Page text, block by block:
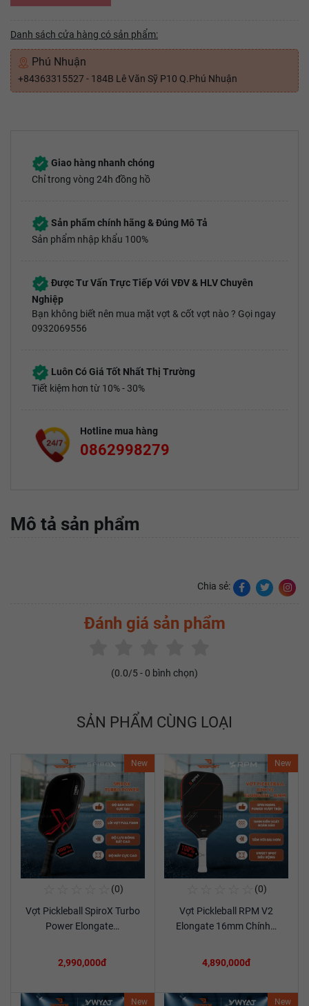
Danh sách cửa hàng có sản phẩm:
Phú Nhuận
+84363315527 - 184B Lê Văn Sỹ P10 Q.Phú Nhuận
Giao hàng nhanh chóng
Chỉ trong vòng 24h đồng hồ
Sản phẩm chính hãng & Đúng Mô Tả
Sản phẩm nhập khẩu 100%
Được Tư Vấn Trực Tiếp Với VĐV & HLV Chuyên
Nghiệp
Bạn không biết nên mua mặt vợt & cốt vợt nào ? Gọi ngay
0932069556
Luôn Có Giá Tốt Nhất Thị Trường
Tiết kiệm hơn từ 10% - 30%
Hotline mua hàng
0862998279
Mô tả sản phẩm
Chia sẻ:
Đánh giá sản phẩm
(0.0/5 - 0 bình chọn)
SẢN PHẨM CÙNG LOẠI
New
Xem chi tiết
(0)
Vợt Pickleball SpiroX Turbo
Power Elongate…
2,990,000đ
New
(0)
Vợt Pickleball RPM V2
Elongate 16mm Chính…
4,890,000đ
New New